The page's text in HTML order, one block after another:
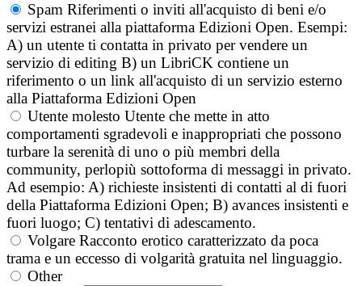
Spam Riferimenti o inviti all'acquisto di beni e/o
servizi estranei alla piattaforma Edizioni Open. Esempi:
A) un utente ti contatta in privato per vendere un
servizio di editing B) un LibriCK contiene un
riferimento o un link all'acquisto di un servizio esterno
alla Piattaforma Edizioni Open
Utente molesto Utente che mette in atto
comportamenti sgradevoli e inappropriati che possono
turbare la serenità di uno o più membri della
community, perlopiù sottoforma di messaggi in privato.
Ad esempio: A) richieste insistenti di contatti al di fuori
della Piattaforma Edizioni Open; B) avances insistenti e
fuori luogo; C) tentativi di adescamento.
Volgare Racconto erotico caratterizzato da poca
trama e un eccesso di volgarità gratuita nel linguaggio.
Other